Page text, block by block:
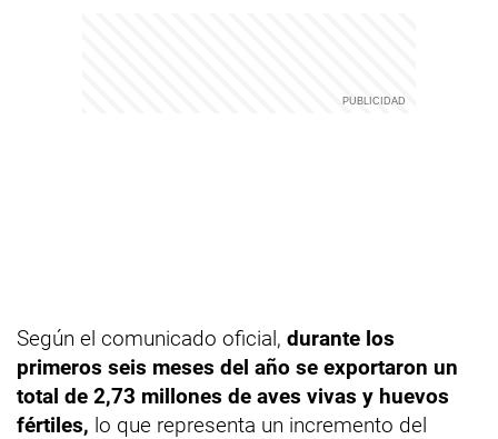
Según el comunicado oficial, durante los
primeros seis meses del año se exportaron un
total de 2,73 millones de aves vivas y huevos
fértiles, lo que representa un incremento del